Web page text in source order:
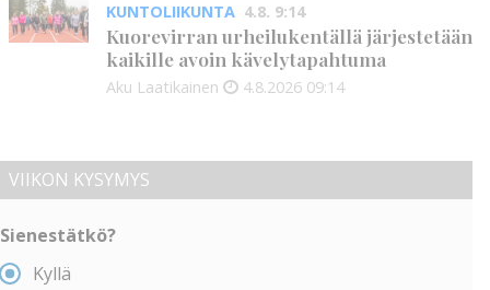
KUNTOLIIKUNTA 4.8. 9:14
Kuorevirran urheilukentällä järjestetään
kaikille avoin kävelytapahtuma
Aku Laatikainen 4.8.2026 09:14
VIIKON KYSYMYS
Sienestätkö?
Kyllä